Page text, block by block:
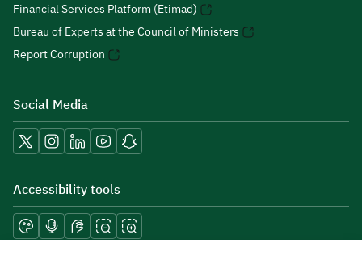
Financial Services Platform (Etimad)
Bureau of Experts at the Council of Ministers
Report Corruption
Social Media
Accessibility tools